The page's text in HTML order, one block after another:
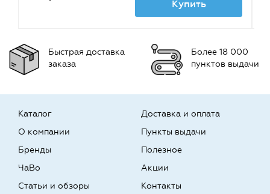
Купить
Быстрая доставка
заказа
Более 18 000
пунктов выдачи
Каталог
О компании
Бренды
Доставка и оплата
Пункты выдачи
Полезное
ЧаВо
Статьи и обзоры
Акции
Контакты